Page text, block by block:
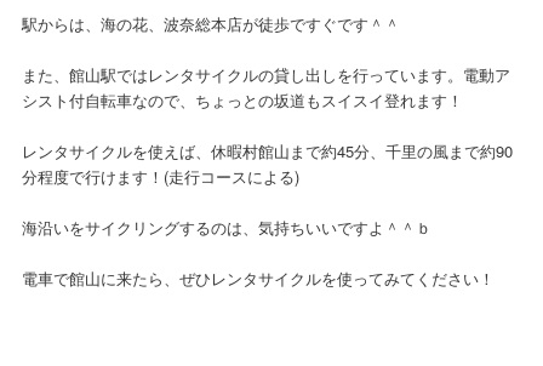
駅からは、海の花、波奈総本店が徒歩ですぐです＾＾
また、館山駅ではレンタサイクルの貸し出しを行っています。電動ア
シスト付自転車なので、ちょっとの坂道もスイスイ登れます！
レンタサイクルを使えば、休暇村館山まで約45分、千里の風まで約90
分程度で行けます！(走行コースによる)
海沿いをサイクリングするのは、気持ちいいですよ＾＾ｂ
電車で館山に来たら、ぜひレンタサイクルを使ってみてください！